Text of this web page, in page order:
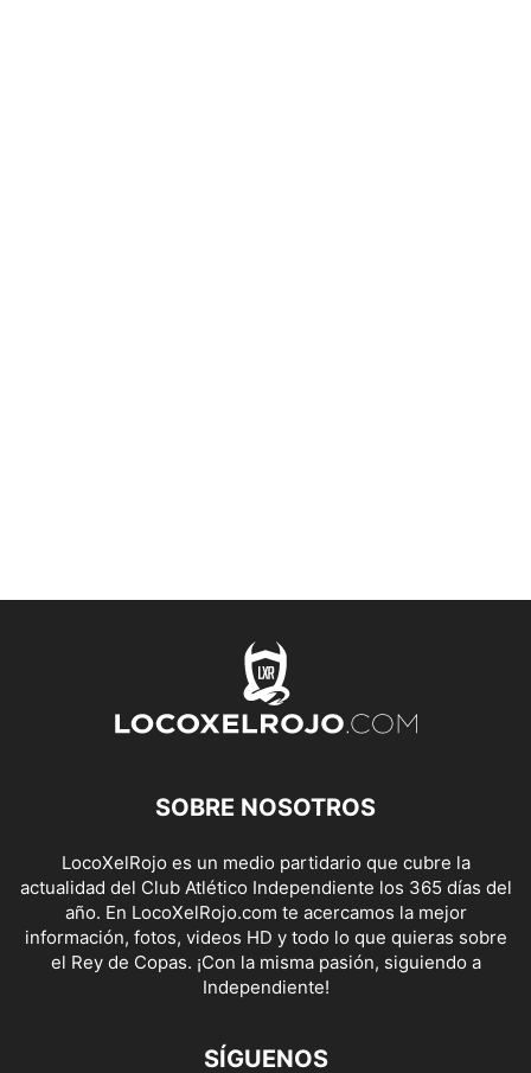
SOBRE NOSOTROS
LocoXelRojo es un medio partidario que cubre la
actualidad del Club Atlético Independiente los 365 días del
año. En LocoXelRojo.com te acercamos la mejor
información, fotos, videos HD y todo lo que quieras sobre
el Rey de Copas. ¡Con la misma pasión, siguiendo a
Independiente!
SÍGUENOS